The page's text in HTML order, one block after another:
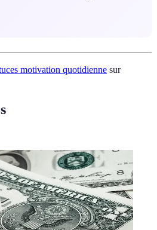
motivation quotidienne sur